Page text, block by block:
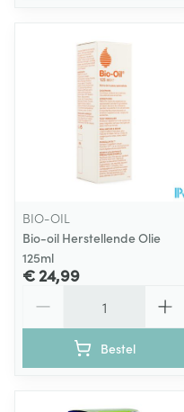
BIO-OIL
Bio-oil Herstellende Olie
125ml
€ 24,99
Bestel